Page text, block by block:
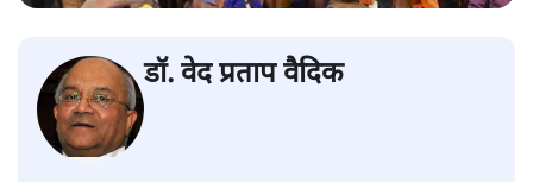
डॉ. वेद प्रताप वैदिक